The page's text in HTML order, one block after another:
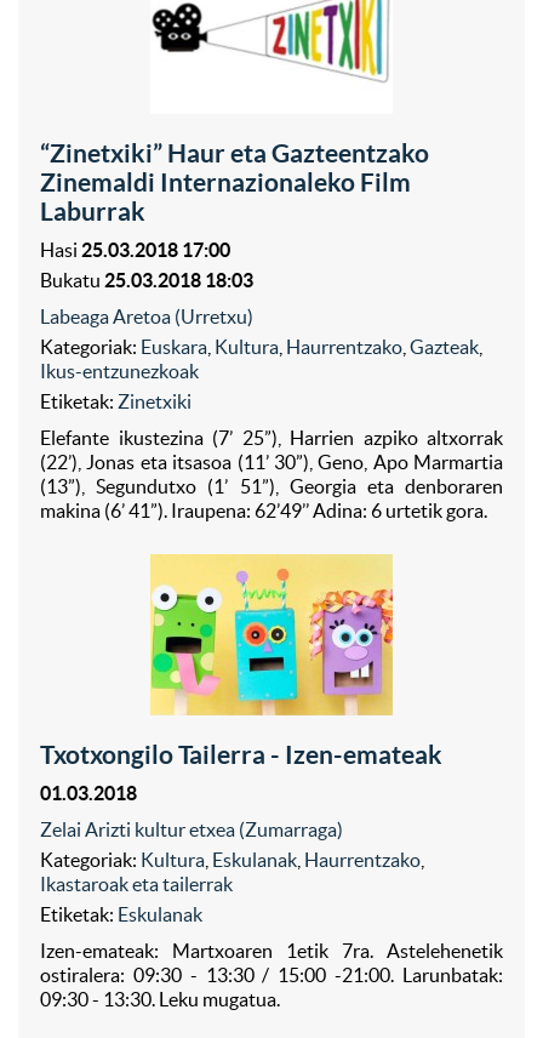
“Zinetxiki” Haur eta Gazteentzako
Zinemaldi Internazionaleko Film
Laburrak
Hasi 25.03.2018 17:00
Bukatu 25.03.2018 18:03
Labeaga Aretoa (Urretxu)
Kategoriak: Euskara Kultura Haurrentzako Gazteak
Ikus-entzunezkoak
Etiketak: Zinetxiki
Elefante ikustezina (7’ 25”), Harrien azpiko altxorrak
(22’), Jonas eta itsasoa (11’ 30”), Geno, Apo Marmartia
(13”), Segundutxo (1’ 51”), Georgia eta denboraren
makina (6’ 41”). Iraupena: 62’49’’ Adina: 6 urtetik gora.
Txotxongilo Tailerra - Izen-emateak
01.03.2018
Zelai Arizti kultur etxea (Zumarraga)
Kategoriak: Kultura Eskulanak Haurrentzako
Ikastaroak eta tailerrak
Etiketak: Eskulanak
Izen-emateak: Martxoaren 1etik 7ra. Astelehenetik
ostiralera: 09:30 - 13:30 / 15:00 -21:00. Larunbatak:
09:30 - 13:30. Leku mugatua.